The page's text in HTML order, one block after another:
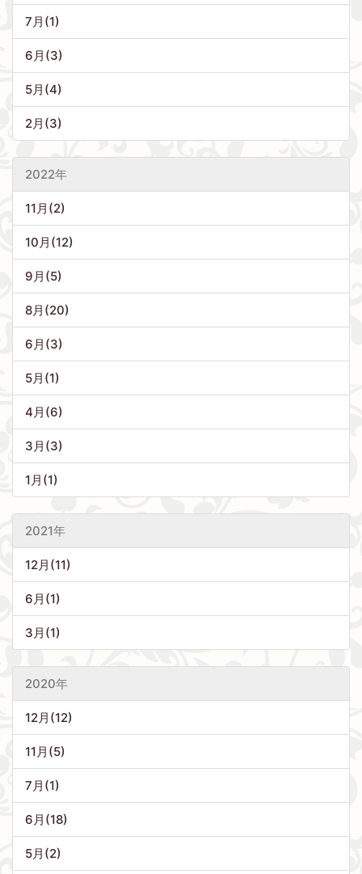
7月(1)
6月(3)
5月(4)
2月(3)
2022年
11月(2)
10月(12)
9月(5)
8月(20)
6月(3)
5月(1)
4月(6)
3月(3)
1月(1)
2021年
12月(11)
6月(1)
3月(1)
2020年
12月(12)
11月(5)
7月(1)
6月(18)
5月(2)